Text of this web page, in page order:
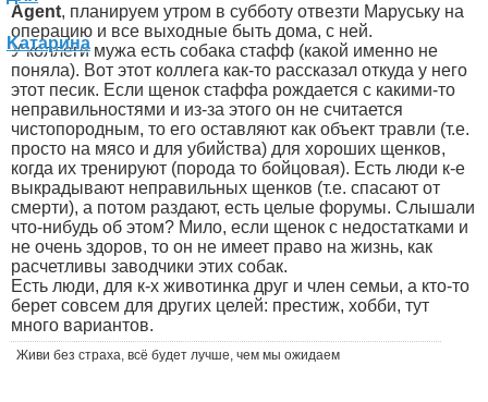
Agent, планируем утром в субботу отвезти Маруську на
операцию и все выходные быть дома, с ней.
У коллеги мужа есть собака стафф (какой именно не
поняла). Вот этот коллега как-то рассказал откуда у него
этот песик. Если щенок стаффа рождается с какими-то
неправильностями и из-за этого он не считается
чистопородным, то его оставляют как объект травли (т.е.
просто на мясо и для убийства) для хороших щенков,
когда их тренируют (порода то бойцовая). Есть люди к-е
выкрадывают неправильных щенков (т.е. спасают от
смерти), а потом раздают, есть целые форумы. Слышали
что-нибудь об этом? Мило, если щенок с недостатками и
не очень здоров, то он не имеет право на жизнь, как
расчетливы заводчики этих собак.
Есть люди, для к-х животинка друг и член семьи, а кто-то
берет совсем для других целей: престиж, хобби, тут
много вариантов.
Живи без страха, всё будет лучше, чем мы ожидаем